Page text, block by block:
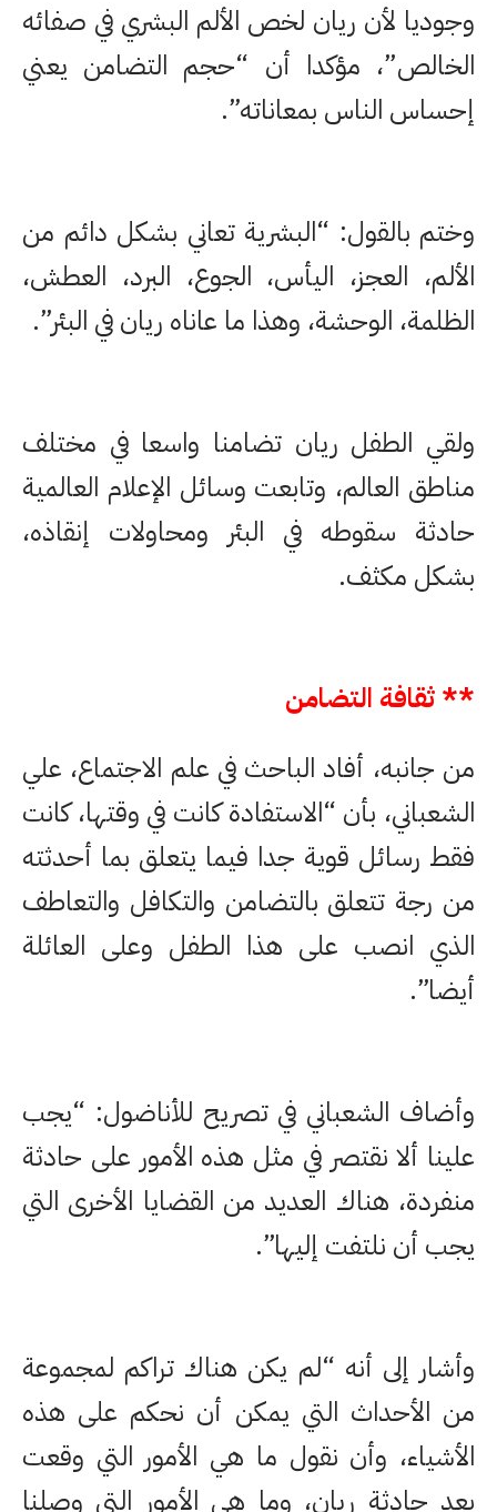
وجوديا لأن ريان لخص الألم البشري في صفائه
الخالص”، مؤكدا أن “حجم التضامن يعني
إحساس الناس بمعاناته”.
وختم بالقول: “البشرية تعاني بشكل دائم من
الألم، العجز، اليأس، الجوع، البرد، العطش،
الظلمة، الوحشة، وهذا ما عاناه ريان في البئر”.
ولقي الطفل ريان تضامنا واسعا في مختلف
مناطق العالم، وتابعت وسائل الإعلام العالمية
حادثة سقوطه في البئر ومحاولات إنقاذه،
بشكل مكثف.
** ثقافة التضامن
من جانبه، أفاد الباحث في علم الاجتماع، علي
الشعباني، بأن “الاستفادة كانت في وقتها، كانت
فقط رسائل قوية جدا فيما يتعلق بما أحدثته
من رجة تتعلق بالتضامن والتكافل والتعاطف
الذي انصب على هذا الطفل وعلى العائلة
أيضا”.
وأضاف الشعباني في تصريح للأناضول: “يجب
علينا ألا نقتصر في مثل هذه الأمور على حادثة
منفردة، هناك العديد من القضايا الأخرى التي
يجب أن نلتفت إليها”.
وأشار إلى أنه “لم يكن هناك تراكم لمجموعة
من الأحداث التي يمكن أن نحكم على هذه
الأشياء، وأن نقول ما هي الأمور التي وقعت
بعد حادثة ريان، وما هي الأمور التي وصلنا